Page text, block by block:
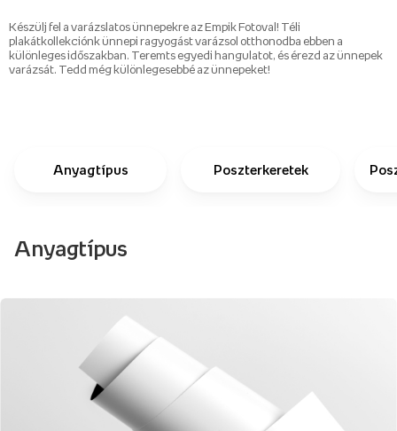
Készülj fel a varázslatos ünnepekre az Empik Fotoval! Téli
plakátkollekciónk ünnepi ragyogást varázsol otthonodba ebben a
különleges időszakban. Teremts egyedi hangulatot, és érezd az ünnepek
varázsát. Tedd még különlegesebbé az ünnepeket!
Anyagtípus Poszterkeretek
Anyagtípus